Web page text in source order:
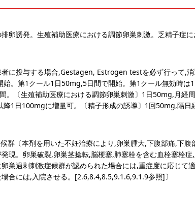
卵誘発。生殖補助医療における調節卵巣刺激。乏精子症に
者に投与する場合,Gestagen, Estrogen testを必ず行って,
始。第1クール1日50mg,5日間で開始。第1クール無効時
。〔生殖補助医療における調節卵巣刺激〕1日50mg,月経周
1日100mgに増量可。〔精子形成の誘導〕1回50mg,隔日
群〔本剤を用いた不妊治療により,卵巣腫大,下腹部痛,下
現。卵巣破裂,卵巣茎捻転,脳梗塞,肺塞栓を含む血栓塞栓
巣過剰刺激症候群が認められた場合には,重症度に応じて
合には,入院させる。[2.6,8.4,8.5,9.1.6,9.1.9参照]〕